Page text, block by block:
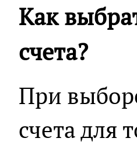
Как
счета?
При
счета для